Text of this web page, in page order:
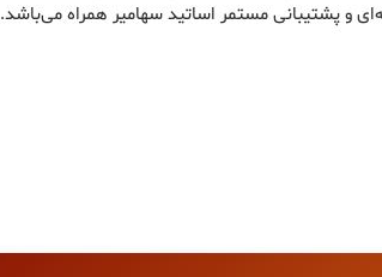
و پشتیبانی مستمر اساتید سهامیر همراه می‌باشد.